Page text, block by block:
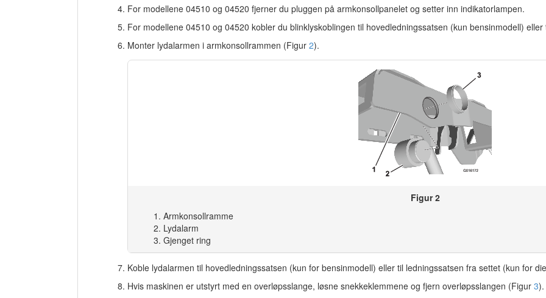
For modellene 04510 og 04520 fjerner du pluggen på armkonsollpanelet og setter inn indikatorlampen.
For modellene 04510 og 04520 kobler du blinklyskoblingen til hovedledningssatsen (kun bensinmodell)
Monter lydalarmen i armkonsollrammen (Figur2).
Figur 2
Armkonsollramme
Lydalarm
Gjenget ring
Koble lydalarmen til hovedledningssatsen (kun for bensinmodell) eller til ledningssatsen fra settet (kun for
Hvis maskinen er utstyrt med en overløpsslange, løsne snekkeklemmene og fjern overløpsslangen (Figur3).